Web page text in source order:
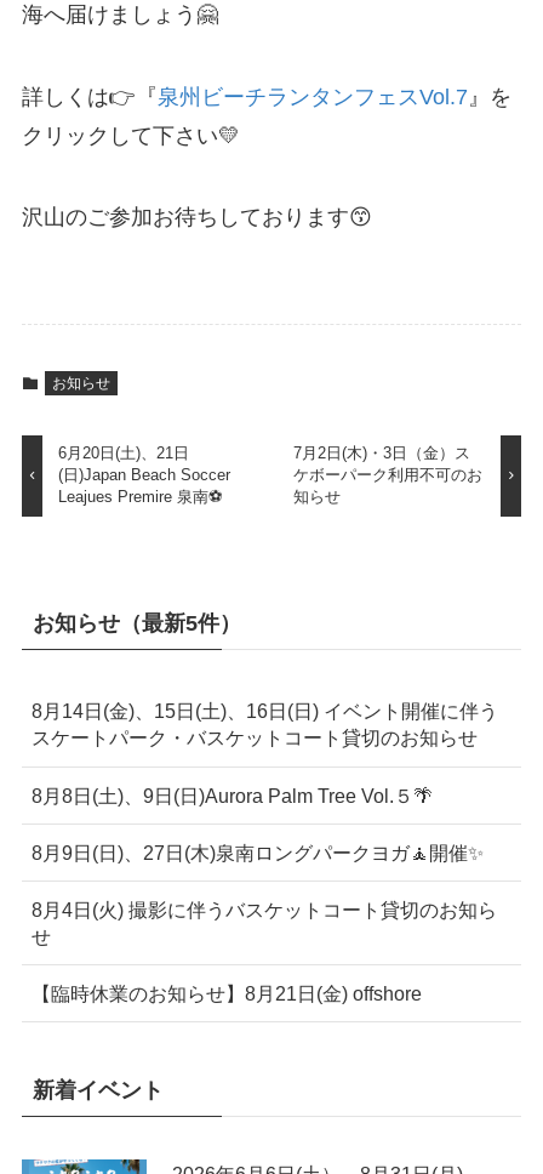
海へ届けましょう🤗
詳しくは👉『泉州ビーチランタンフェスVol.7 』を
クリックして下さい💛
沢山のご参加お待ちしております😙
お知らせ
6月20日(土)、21日
(日)Japan Beach Soccer
Leajues Premire 泉南⚽
7月2日(木)・3日（金）ス
ケボーパーク利用不可のお
知らせ
お知らせ（最新5件）
8月14日(金)、15日(土)、16日(日) イベント開催に伴う
スケートパーク・バスケットコート貸切のお知らせ
8月8日(土)、9日(日)Aurora Palm Tree Vol.５🌴
8月9日(日)、27日(木)泉南ロングパークヨガ🧘開催✨
8月4日(火) 撮影に伴うバスケットコート貸切のお知ら
せ
【臨時休業のお知らせ】8月21日(金) offshore
新着イベント